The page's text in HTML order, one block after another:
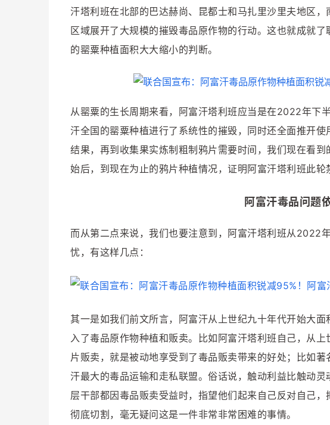
汗塔利班在北部的巴达赫尚、昆都士和马扎里沙里夫地区
区域展开了大规模的摧毁毒品原作物的行动。这也就成就
的罂粟种植面积大大缩小的判断。
从罂粟的生长周期来看，阿富汗塔利班应当是在2022年下
汗全国的罂粟种植进行了系统性的摧毁，同时还全面推开
结果，再到收集果实炼制粗制鸦片需要时间，我们现在看
始后，到现在为止的鸦片种植情况，证明阿富汗塔利班此轮
阿富汗毒品问题
而从第二点来说，我们也要注意到，阿富汗塔利班从2022
忧，有这样几点：
其一是如我们前文所言，阿富汗从上世纪九十年代开始大
入了毒品原作物种植和贩卖。比如阿富汗塔利班自己，从
片贩卖，就是被动地享受到了毒品贩卖带来的好处；比如
汗最大的毒品运输和走私联盟。俗话说，触动利益比触动
层干部都因毒品贩卖受益时，指望他们起来自己反对自己
彻底切割，毫无疑问这是一件非常非常困难的事情。